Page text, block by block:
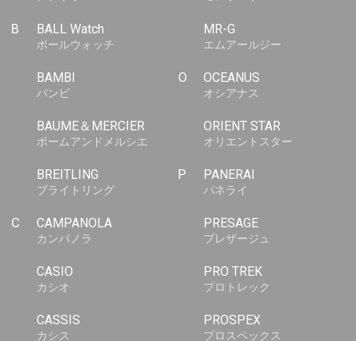
B BALL Watch
ボールウォッチ
BAMBI
バンビ
BAUME＆MERCIER
ボームアンドメルシエ
BREITLING
ブライトリング
C CAMPANOLA
カンパノラ
CASIO
カシオ
CASSIS
カシス
MR-G
エムアールジー
O OCEANUS
オシアナス
ORIENT STAR
オリエントスター
P PANERAI
パネライ
PRESAGE
プレザージュ
PRO TREK
プロトレック
PROSPEX
プロスペックス